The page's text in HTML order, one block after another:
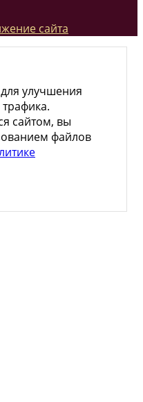
сайта
улучшения
сайтом, вы
файлов